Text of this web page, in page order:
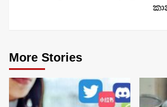
More Stories